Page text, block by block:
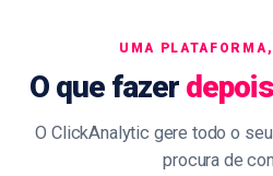
UMA
O que fazer
O ClickAnalytic gere todo o
procura de